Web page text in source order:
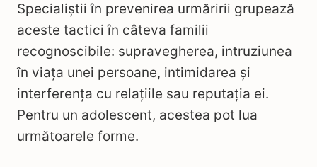
Specialiștii în prevenirea urmăririi grupează
aceste tactici în câteva familii
recognoscibile: supravegherea, intruziunea
în viața unei persoane, intimidarea și
interferența cu relațiile sau reputația ei.
Pentru un adolescent, acestea pot lua
următoarele forme.